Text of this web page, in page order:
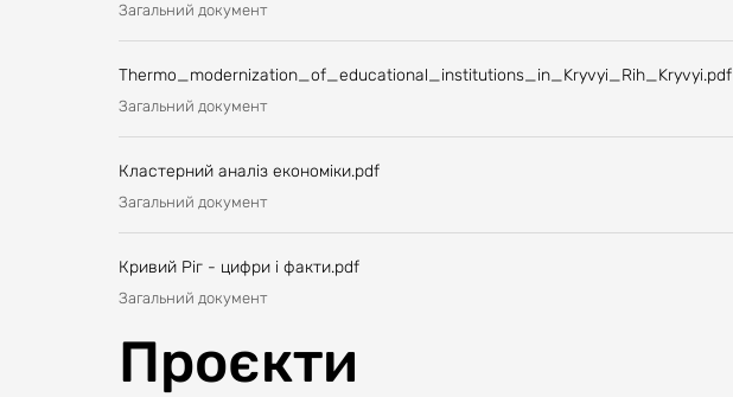
Загальний документ
Thermo_modernization_of_educational_institutions_in_Kryvyi_Rih_Kryvyi.pdf
Загальний документ
Кластерний аналіз економіки.pdf
Загальний документ
Кривий Ріг - цифри і факти.pdf
Загальний документ
Проєкти